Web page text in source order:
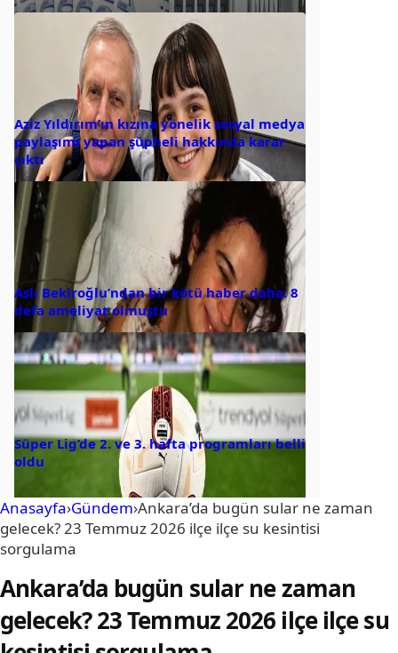
Aziz Yıldırım’ın kızına yönelik sosyal medya
paylaşımı yapan şüpheli hakkında karar
çıktı
Aslı Bekiroğlu’ndan bir kötü haber daha: 8
defa ameliyat olmuştu
Süper Lig’de 2. ve 3. hafta programları belli
oldu
Anasayfa›Gündem›Ankara’da bugün sular ne zaman
gelecek? 23 Temmuz 2026 ilçe ilçe su kesintisi
sorgulama
Ankara’da bugün sular ne zaman
gelecek? 23 Temmuz 2026 ilçe ilçe su